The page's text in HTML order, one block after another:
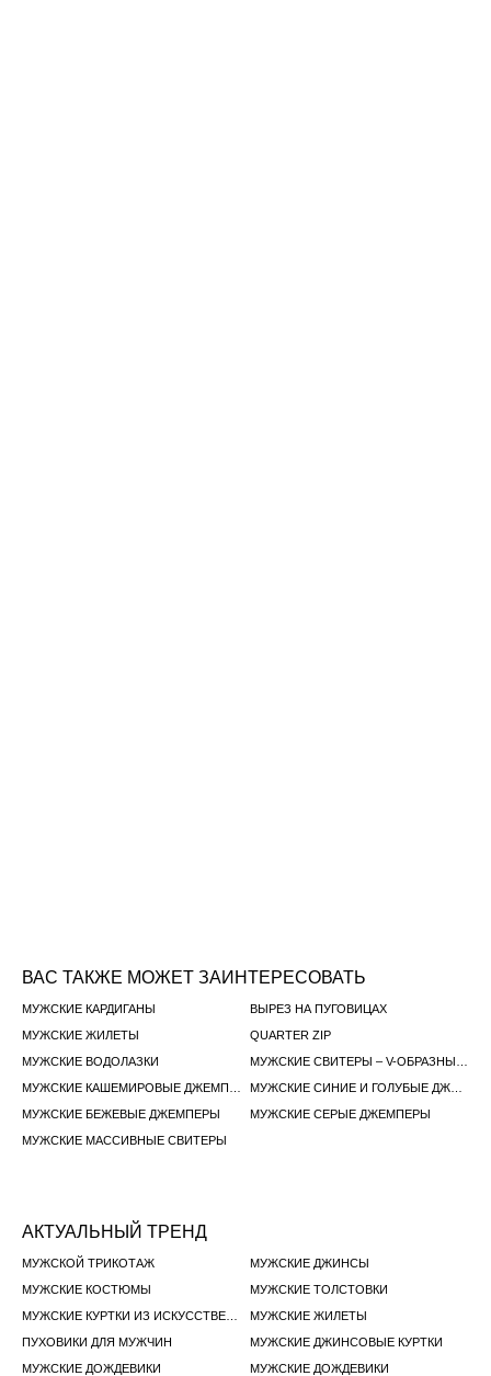
ВАС ТАКЖЕ МОЖЕТ ЗАИНТЕРЕСОВАТЬ
МУЖСКИЕ КАРДИГАНЫ
ВЫРЕЗ НА ПУГОВИЦАХ
МУЖСКИЕ ЖИЛЕТЫ
QUARTER ZIP
МУЖСКИЕ ВОДОЛАЗКИ
МУЖСКИЕ БЕЖЕВЫЕ ДЖЕМПЕРЫ
МУЖСКИЕ СЕРЫЕ ДЖЕМПЕРЫ
МУЖСКИЕ МАССИВНЫЕ СВИТЕРЫ
АКТУАЛЬНЫЙ ТРЕНД
МУЖСКОЙ ТРИКОТАЖ
МУЖСКИЕ ДЖИНСЫ
МУЖСКИЕ КОСТЮМЫ
МУЖСКИЕ ТОЛСТОВКИ
МУЖСКИЕ ЖИЛЕТЫ
ПУХОВИКИ ДЛЯ МУЖЧИН
МУЖСКИЕ ДЖИНСОВЫЕ КУРТКИ
МУЖСКИЕ ДОЖДЕВИКИ
МУЖСКИЕ ДОЖДЕВИКИ